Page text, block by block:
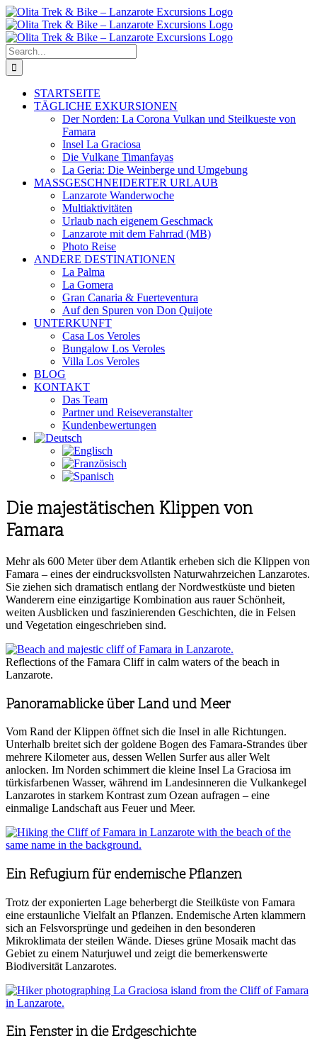
Skip
to
content
Search
for:
STARTSEITE
TÄGLICHE EXKURSIONEN
Der Norden: La Corona Vulkan und Steilkueste von
Famara
Insel La Graciosa
Die Vulkane Timanfayas
La Geria: Die Weinberge und Umgebung
MASSGESCHNEIDERTER URLAUB
Lanzarote Wanderwoche
Multiaktivitäten
Urlaub nach eigenem Geschmack
Lanzarote mit dem Fahrrad (MB)
Photo Reise
ANDERE DESTINATIONEN
La Palma
La Gomera
Gran Canaria & Fuerteventura
Auf den Spuren von Don Quijote
UNTERKUNFT
Casa Los Veroles
Bungalow Los Veroles
Villa Los Veroles
BLOG
KONTAKT
Das Team
Partner und Reiseveranstalter
Kundenbewertungen
Die majestätischen Klippen von
Famara
Mehr als 600 Meter über dem Atlantik erheben sich die Klippen von
Famara – eines der eindrucksvollsten Naturwahrzeichen Lanzarotes.
Sie ziehen sich dramatisch entlang der Nordwestküste und bieten
Wanderern eine einzigartige Kombination aus rauer Schönheit,
weiten Ausblicken und faszinierenden Geschichten, die in Felsen
und Vegetation eingeschrieben sind.
Reflections of the Famara Cliff in calm waters of the beach in
Lanzarote.
Panoramablicke über Land und Meer
Vom Rand der Klippen öffnet sich die Insel in alle Richtungen.
Unterhalb breitet sich der goldene Bogen des Famara-Strandes über
mehrere Kilometer aus, dessen Wellen Surfer aus aller Welt
anlocken. Im Norden schimmert die kleine Insel La Graciosa im
türkisfarbenen Wasser, während im Landesinneren die Vulkankegel
Lanzarotes in starkem Kontrast zum Ozean aufragen – eine
einmalige Landschaft aus Feuer und Meer.
Ein Refugium für endemische Pflanzen
Trotz der exponierten Lage beherbergt die Steilküste von Famara
eine erstaunliche Vielfalt an Pflanzen. Endemische Arten klammern
sich an Felsvorsprünge und gedeihen in den besonderen
Mikroklimata der steilen Wände. Dieses grüne Mosaik macht das
Gebiet zu einem Naturjuwel und zeigt die bemerkenswerte
Biodiversität Lanzarotes.
Ein Fenster in die Erdgeschichte